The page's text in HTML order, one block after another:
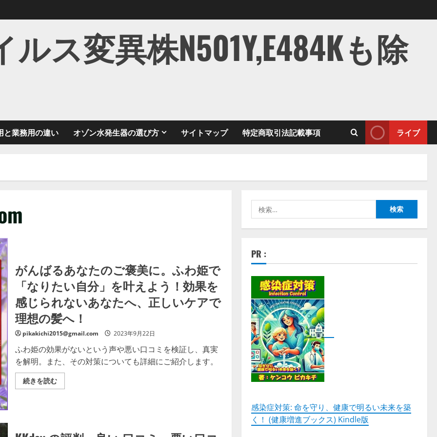
ス変異株N501Y,E484Kも除
と業務用の違い オゾン水発生器の選び方 サイトマップ 特定商取引法記載事項 ライブ
がんばるあなたのご褒美に。ふわ姫で
「なりたい自分」を叶えよう！効果を
感じられないあなたへ、正しいケアで
理想の髪へ！
pikakichi2015@gmail.com 2023年9月22日
ふわ姫の効果がないという声や悪い口コミを検証し、真実
を解明。また、その対策についても詳細にご紹介します。
続きを読むが
ん
ご
索:
PR :
感染症対策: 命を守り、健康で明るい未来を築
く！ (健康増進ブックス) Kindle版